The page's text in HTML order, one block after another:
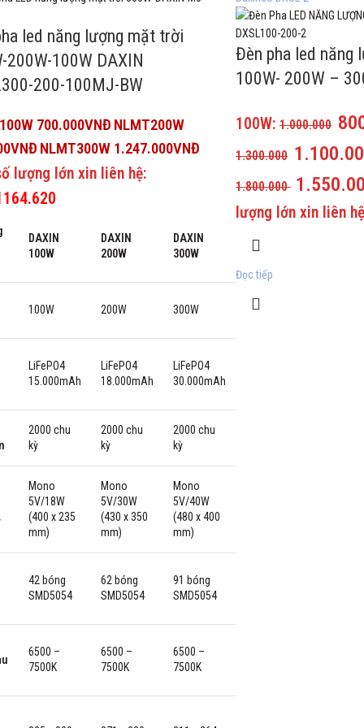
led năng lượng mặt trời
200W-100W DAXIN
200-100MJ-BW
700.000VNĐ NLMT200W
NLMT300W 1.247.000VNĐ
lượng lớn xin liên hệ:
DAXIN
100W
DAXIN
200W
DAXIN
300W
100W 200W 300W
LiFePO4
15.000mAh
LiFePO4
18.000mAh
LiFePO4
30.000mAh
2000 chu
kỳ
2000 chu
kỳ
2000 chu
kỳ
Mono
5V/18W
(400 x 235
mm)
Mono
5V/30W
(430 x 350
mm)
Mono
5V/40W
(480 x 400
mm)
42 bóng
SMD5054
62 bóng
SMD5054
91 bóng
SMD5054
6500 –
7500K
6500 –
7500K
6500 –
7500K
Đèn pha led năng
100W- 200W –
100W: 1.000.000
1.300.000
1.800.000
lượng lớn xin liên
Đọc tiếp